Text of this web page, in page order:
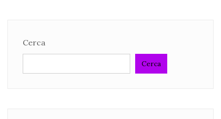
Cerca
Cerca